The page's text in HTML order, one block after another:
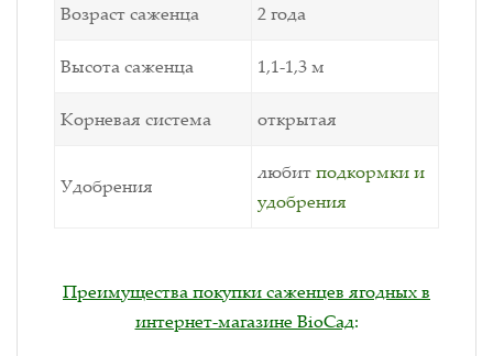
Возраст саженца 2 года
Высота саженца 1,1-1,3 м
Корневая система открытая
Удобрения
любитподкормки и
удобрения
Преимущества покупки саженцев ягодных в
интернет-магазине BioСад: